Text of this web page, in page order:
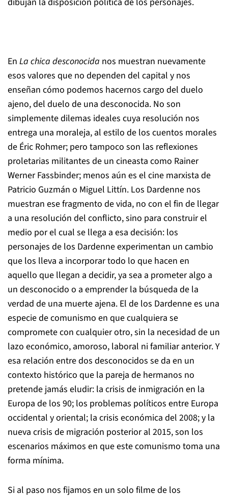
En La chica desconocida nos muestran nuevamente
esos valores que no dependen del capital y nos
enseñan cómo podemos hacernos cargo del duelo
ajeno, del duelo de una desconocida. No son
simplemente dilemas ideales cuya resolución nos
entrega una moraleja, al estilo de los cuentos morales
de Éric Rohmer; pero tampoco son las reflexiones
proletarias militantes de un cineasta como Rainer
Werner Fassbinder; menos aún es el cine marxista de
Patricio Guzmán o Miguel Littín. Los Dardenne nos
muestran ese fragmento de vida, no con el fin de llegar
a una resolución del conflicto, sino para construir el
medio por el cual se llega a esa decisión: los
personajes de los Dardenne experimentan un cambio
que los lleva a incorporar todo lo que hacen en
aquello que llegan a decidir, ya sea a prometer algo a
un desconocido o a emprender la búsqueda de la
verdad de una muerte ajena. El de los Dardenne es una
especie de comunismo en que cualquiera se
compromete con cualquier otro, sin la necesidad de un
lazo económico, amoroso, laboral ni familiar anterior. Y
esa relación entre dos desconocidos se da en un
contexto histórico que la pareja de hermanos no
pretende jamás eludir: la crisis de inmigración en la
Europa de los 90; los problemas políticos entre Europa
occidental y oriental; la crisis económica del 2008; y la
nueva crisis de migración posterior al 2015, son los
escenarios máximos en que este comunismo toma una
forma mínima.
Si al paso nos fijamos en un solo filme de los